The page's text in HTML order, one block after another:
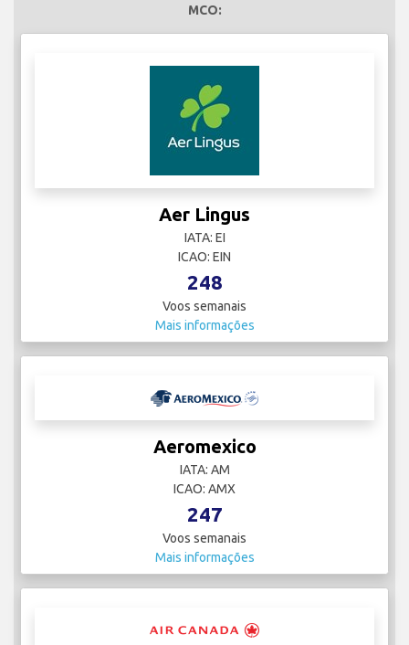
MCO:
Aer Lingus
IATA: EI
ICAO: EIN
248
Voos semanais
Mais informações
Aeromexico
IATA: AM
ICAO: AMX
247
Voos semanais
Mais informações